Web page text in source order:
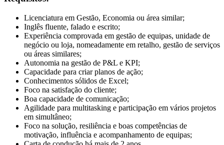
Licenciatura em Gestão, Economia ou área similar;
Inglês fluente, falado e escrito;
Experiência comprovada em gestão de equipas, unidade de
negócio ou loja, nomeadamente em retalho, gestão de serviços
ou áreas similares;
Autonomia na gestão de P&L e KPI;
Capacidade para criar planos de ação;
Conhecimentos sólidos de Excel;
Foco na satisfação do cliente;
Boa capacidade de comunicação;
Agilidade para multitasking e participação em vários projetos
em simultâneo;
Foco na solução, resiliência e boas competências de
motivação, influência e acompanhamento de equipas;